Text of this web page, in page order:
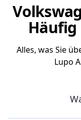
Häufig
Alles, was Sie
Lupo